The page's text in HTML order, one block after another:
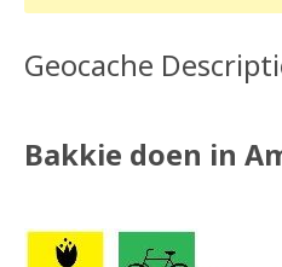
Geocache
Bakkie doen in